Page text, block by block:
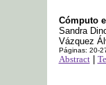
Cómputo
Sandra
Vázquez
Páginas: 20-
Abstract|